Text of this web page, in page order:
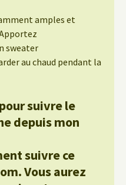
amples et
sweater
au chaud pendant la
suivre le
depuis mon
suivre ce
Vous aurez